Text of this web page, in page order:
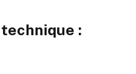
: